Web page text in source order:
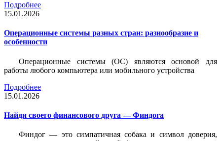
Подробнее
15.01.2026
Операционные системы разных стран: разнообразие и
особенности
Операционные системы (ОС) являются основой для
работы любого компьютера или мобильного устройства
Подробнее
15.01.2026
Найди своего финансового друга — Финдога
Финдог — это симпатичная собака и символ доверия,